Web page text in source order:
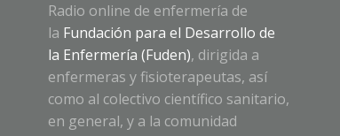
Radio online de enfermería de
la Fundación para el Desarrollo de
la Enfermería (Fuden), dirigida a
enfermeras y fisioterapeutas, así
como al colectivo científico sanitario,
en general, y a la comunidad